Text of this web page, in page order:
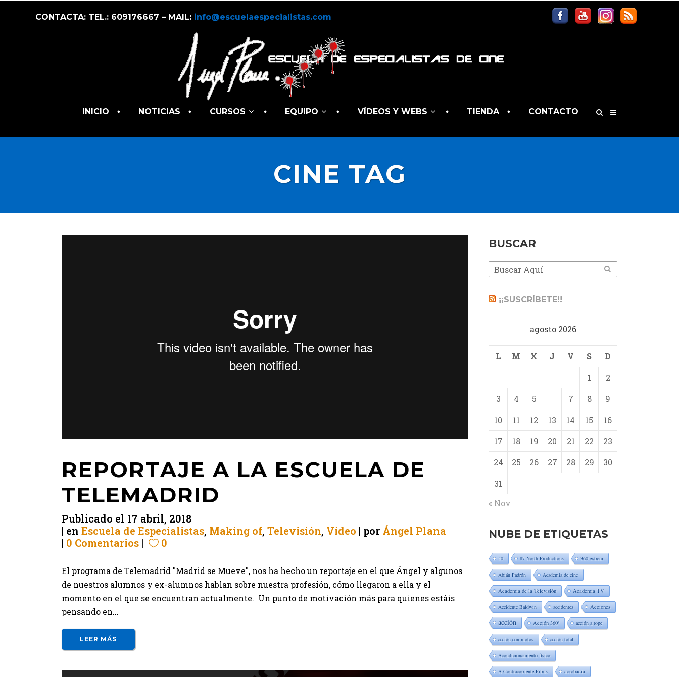
CONTACTA: TEL.: 609176667 – MAIL: info@escuelaespecialistas.com
INICIO NOTICIAS CURSOS EQUIPO VÍDEOS Y WEBS TIENDA CONTACTO
CINE TAG
REPORTAJE A LA ESCUELA DE
TELEMADRID
Publicado el 17 abril, 2018
en Escuela de Especialistas, Making of, Televisión, Vídeo por Ángel Plana
0 Comentarios
0
El programa de Telemadrid "Madrid se Mueve", nos ha hecho un reportaje en el que Ángel y algunos
de nuestros alumnos y ex-alumnos hablan sobre nuestra profesión, cómo llegaron a ella y el
momento en el que se encuentran actualmente. Un punto de motivación más para quienes estáis
pensando en...
LEER MÁS
BUSCAR
¡¡SUSCRÍBETE!!
agosto 2026
L M X J V S
D
1
2
3
4 5 7 8
9
10
11 12 13 14 15
16
17
18 19 20 21 22
23
24
25 26 27 28 29
30
31
« Nov
NUBE DE ETIQUETAS
#0 87 North Productions 360 extrem
Abián Padrón Academia de cine
Academia de la Televisión Academia TV
Accidente Baldwin accidentes Acciones
acción Acción 360º acción a tope
acción con motos acción total
Acondicionamiento físico
A Contracorriente Films acrobacia